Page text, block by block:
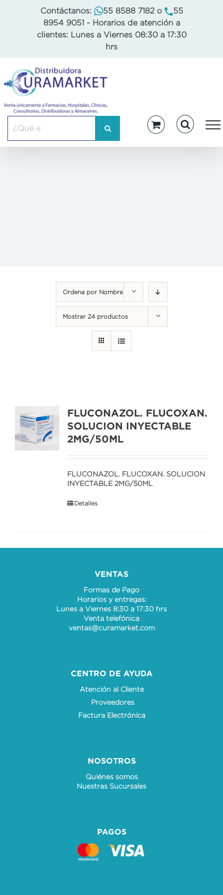
Contáctanos: 55 8588 7182o
55
8954 9051 - Horarios de atención a
clientes: Lunes a Viernes 08:30 a 17:30
hrs
Ordena por Nombre
Mostrar 24 productos
FLUCONAZOL. FLUCOXAN.
SOLUCION INYECTABLE
2MG/50ML
FLUCONAZOL. FLUCOXAN. SOLUCION
INYECTABLE 2MG/50ML
Detalles
VENTAS
Formas de Pago
Horarios y entregas:
Lunes a Viernes 8:30 a 17:30 hrs
Venta telefónica
ventas@curamarket.com
CENTRO DE AYUDA
Atención al Cliente
Proveedores
Factura Electrónica
NOSOTROS
Quiénes somos
Nuestras Sucursales
PAGOS